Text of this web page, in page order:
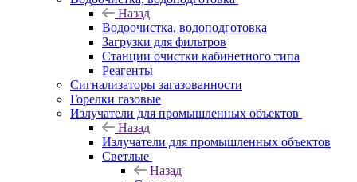
Назад
Водоочистка, водоподготовка
Загрузки для фильтров
Станции очистки кабинетного типа
Реагенты
Сигнализаторы загазованности
Горелки газовые
Излучатели для промышленных объектов
Назад
Излучатели для промышленных объектов
Светлые
Назад